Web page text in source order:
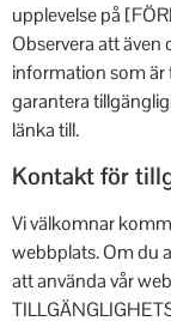
upplevelse på
Observera att även
information som är
garantera
länka till.
Kontakt för
Vi välkomnar
webbplats. Om du
att använda vår